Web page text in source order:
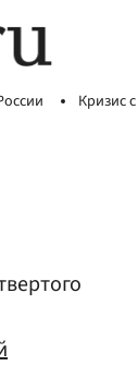
Кризис